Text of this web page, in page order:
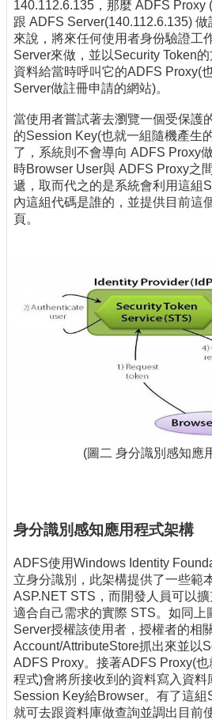
產
業
專
欄
140.112.6.135，那麼 ADFS Proxy
跟 ADFS Server(140.112.6.135)
來說，將來任何使用者身份驗證工
Server來做，並以Security Token
資料給當時呼叫它的ADFS Proxy(
Server做註冊申請的網站)。
當使用者嘗試著去瀏覽一個受保護
的Session Key(也就一組隨機產生
了，系統則不會導向 ADFS Proxy
時Browser User與 ADFS Proxy之
遞，取而代之的是系統會利用這組
內這組代碼是誰的，並提供目前這
頁。
(圖二 身分識別感知應
身分識別感知應用程式架構
ADFS使用Windows Identity
立身分識別，此架構提供了一些範
ASP.NET STS，而開發人員可以
適合自己需求的實際 STS。如同上
Server授權該使用者，授權者的相
Account/AttributeStore抓出來並以
ADFS Proxy。接著ADFS Proxy(
程式)會將所接收到的資料寫入資料
Session Key給Browser。有了這
就可去跟資料庫做查詢並調出目前